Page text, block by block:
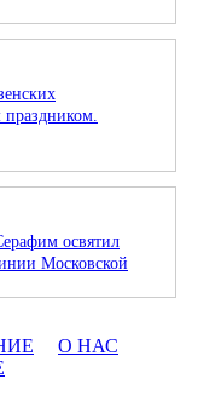
праздником.
освятил
Московской
О НАС